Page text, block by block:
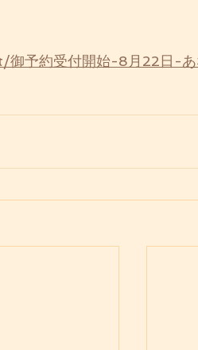
予約受付開始-8月22日-あ